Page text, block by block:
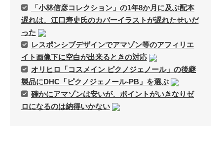
「小林信彦コレクション」の1年8か月に及ぶ配本
遅れは、江口寿史氏のカバーイラストが遅れたせいだ
った
レスポンシブデザインでアマゾン等のアフィリエ
イト画像下に空白が出来るときの対応
オリヒロ「コスメイン ピクノジェノール」の後継
製品にDHC「ピクノジェノール-PB」を選ぶ
確かにアマゾンは安いが、ポイントがいきなりゼ
ロになるのは納得いかない